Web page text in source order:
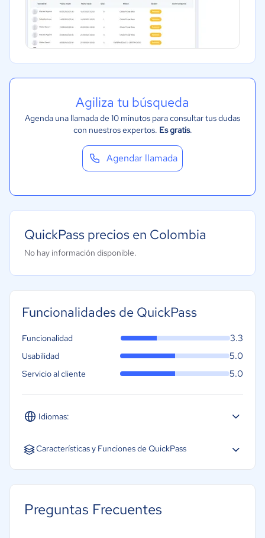
Comercio Electrónico
Ventas y servicios
Tecnología
Metales y Minería
Gastronomía
Aeroespacial y defensa
Agiliza tu búsqueda
Agenda una llamada de 10 minutos para consultar tus dudas
con nuestros expertos. Es gratis.
Agendar llamada
QuickPass precios en Colombia
No hay información disponible.
Funcionalidades de QuickPass
Idiomas:
Español
Funcionalidad 3.3
Usabilidad 5.0
Servicio al cliente 5.0
Características y Funciones de QuickPass
Cálculo de horas extra
Preguntas Frecuentes